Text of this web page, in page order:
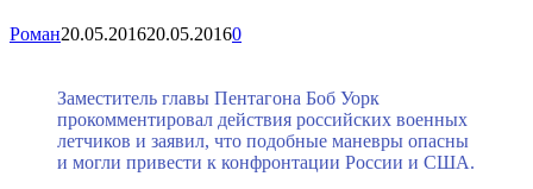
Роман20.05.201620.05.20160
Заместитель главы Пентагона Боб Уорк
прокомментировал действия российских военных
летчиков и заявил, что подобные маневры опасны
и могли привести к конфронтации России и США.